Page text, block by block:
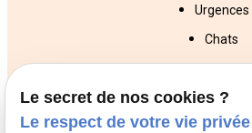
Urgences
Chats
Chiens
NAC
Le secret de nos cookies ?
Le respect de votre vie privée